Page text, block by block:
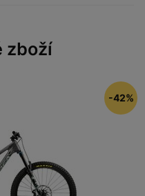
zboží
-42%